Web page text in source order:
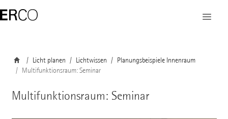
Licht planen Lichtwissen
Planungsbeispiele Innenraum
Multifunktionsraum: Seminar
Multifunktionsraum: Seminar